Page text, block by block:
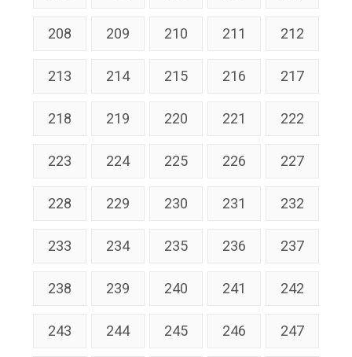
208 209 210 211 212
213 214 215 216 217
218 219 220 221 222
223 224 225 226 227
228 229 230 231 232
233 234 235 236 237
238 239 240 241 242
243 244 245 246 247